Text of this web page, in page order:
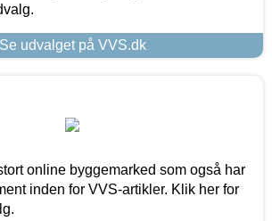
Se udvalget på VVS.dk
online byggemarked som også har
inden for VVS-artikler. Klik her for